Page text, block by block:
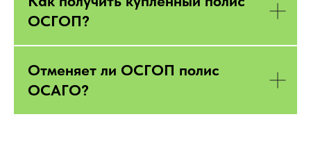
ОСГОП?
Отменяет ли ОСГОП полис
ОСАГО?